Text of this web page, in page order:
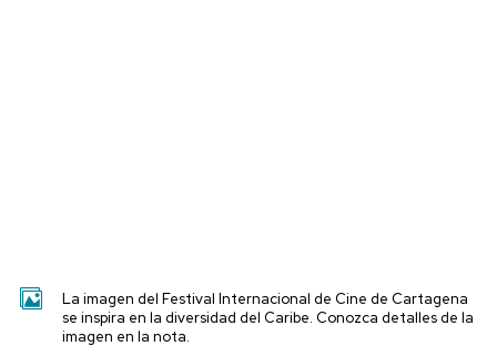
La imagen del Festival Internacional de Cine de Cartagena
se inspira en la diversidad del Caribe. Conozca detalles de la
imagen en la nota.